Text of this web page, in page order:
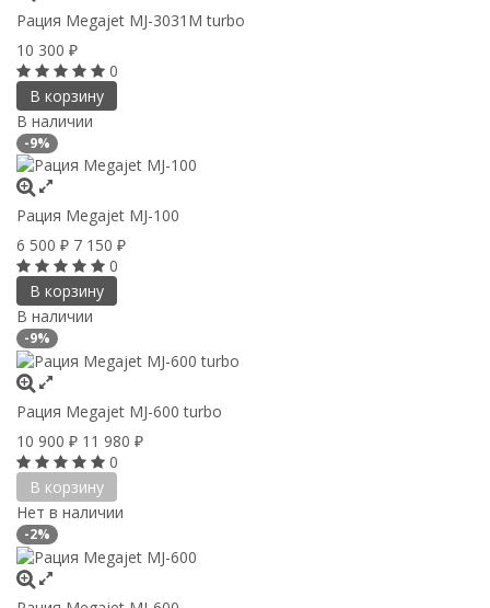
Рация Megajet MJ-3031M turbo
10 300 ₽
0
В корзину
В наличии
-9%
Рация Megajet MJ-100
6 500 ₽ 7 150 ₽
0
В корзину
В наличии
-9%
Рация Megajet MJ-600 turbo
10 900 ₽ 11 980 ₽
0
В корзину
Нет в наличии
-2%